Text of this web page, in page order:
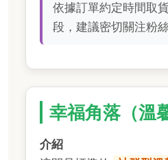
依據訂單約定時間取
段，建議密切關注粉
幸福角落（溫
介紹